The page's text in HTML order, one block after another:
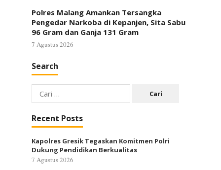
Polres Malang Amankan Tersangka
Pengedar Narkoba di Kepanjen, Sita Sabu
96 Gram dan Ganja 131 Gram
7 Agustus 2026
Search
Cari
untuk:
Recent Posts
Kapolres Gresik Tegaskan Komitmen Polri
Dukung Pendidikan Berkualitas
7 Agustus 2026